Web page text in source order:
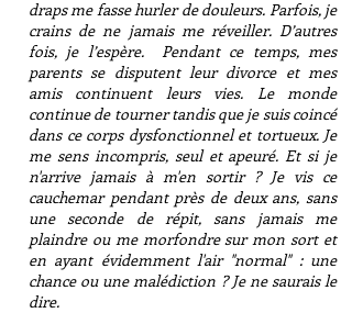
draps me fasse hurler de douleurs. Parfois, je
crains de ne jamais me réveiller. D’autres
fois, je l’espère. Pendant ce temps, mes
parents se disputent leur divorce et mes
amis continuent leurs vies. Le monde
continue de tourner tandis que je suis coincé
dans ce corps dysfonctionnel et tortueux. Je
me sens incompris, seul et apeuré. Et si je
n'arrive jamais à m'en sortir ? Je vis ce
cauchemar pendant près de deux ans, sans
une seconde de répit, sans jamais me
plaindre ou me morfondre sur mon sort et
en ayant évidemment l'air "normal" : une
chance ou une malédiction ? Je ne saurais le
dire.